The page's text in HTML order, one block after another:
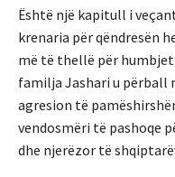
Është një kapitull i
krenaria për qëndresën
më të thellë për
familja Jashari u përball
agresion të
vendosmëri të pashoqe
dhe njerëzor të